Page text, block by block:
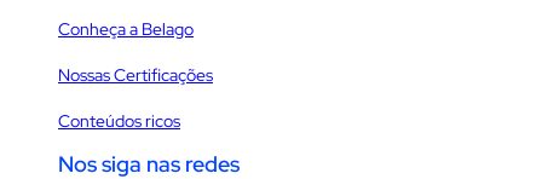
Conheça a Belago
Nossas Certificações
Conteúdos ricos
Nos siga nas redes